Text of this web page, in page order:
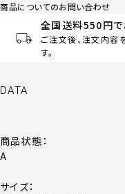
商品についてのお問い合わせ
全国送料550円で
ご注文後、注文内容
す。
DATA
商品状態：
A
サイズ：